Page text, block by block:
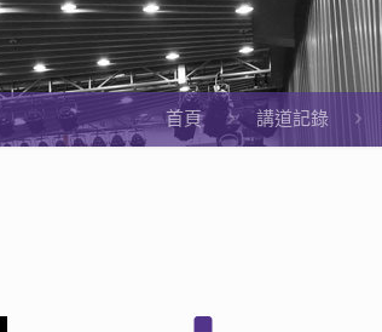
首頁 講道記錄